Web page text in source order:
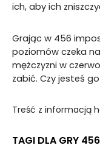
ich, aby ich
Grając w 456
poziomów czeka
mężczyzni w
zabić. Czy jesteś
Treść z informacją
TAGI DLA GRY